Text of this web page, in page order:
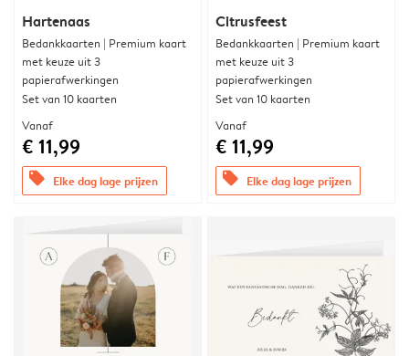
Hartenaas
Bedankkaarten | Premium kaart
met keuze uit 3
papierafwerkingen
Set van 10 kaarten
Vanaf
€ 11,99
offers Elke dag lage prijzen
Citrusfeest
Bedankkaarten | Premium kaart
met keuze uit 3
papierafwerkingen
Set van 10 kaarten
Vanaf
€ 11,99
offers Elke dag lage prijzen